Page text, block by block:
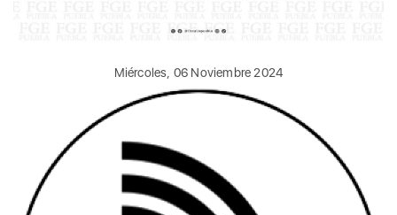
Miércoles, 06 Noviembre 2024